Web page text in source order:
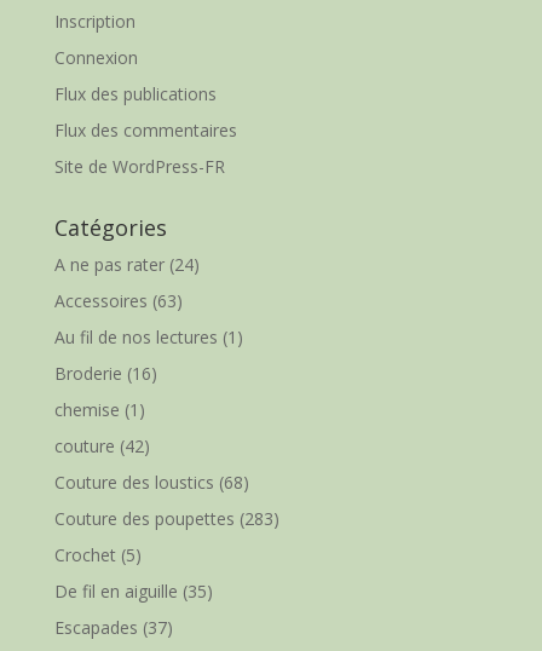
Inscription
Connexion
Flux des publications
Flux des commentaires
Site de WordPress-FR
Catégories
A ne pas rater(24)
Accessoires (63)
Au fil de nos lectures (1)
Broderie (16)
chemise (1)
couture (42)
Couture des loustics (68)
Couture des poupettes (283)
Crochet(5)
De fil en aiguille (35)
Escapades (37)